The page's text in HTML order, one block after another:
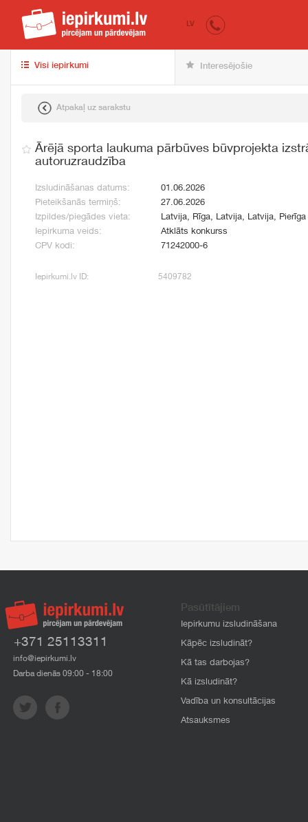
iepirkumi.lv
LV
Visi iepirkumi Interesējošie
Atpakaļ uz sarakstu
Ārējā sporta laukuma pārbūves būvprojekta
autoruzraudzība
Izsludināšanas datums:
01.06.2026
Pieteikšanās termiņš:
27.06.2026
Izpildes/piegādes vieta:
Latvija, Rīga, Latvija, Latvija, Pierīga
Iepirkuma veids:
Atklāts konkurss
CPV kodi:
71242000-6
Iepirkumi.lv ID: 5409782
+371 25113311
info@iepirkumi.lv
Darba dienās 09:00 - 18:00
Pasūtītājiem
Iepirkumu izsludināšana
Kāpēc izsludināt?
Kā tas darbojas?
Kā izsludināt?
Vadība un konsultācijas
Atsauksmes